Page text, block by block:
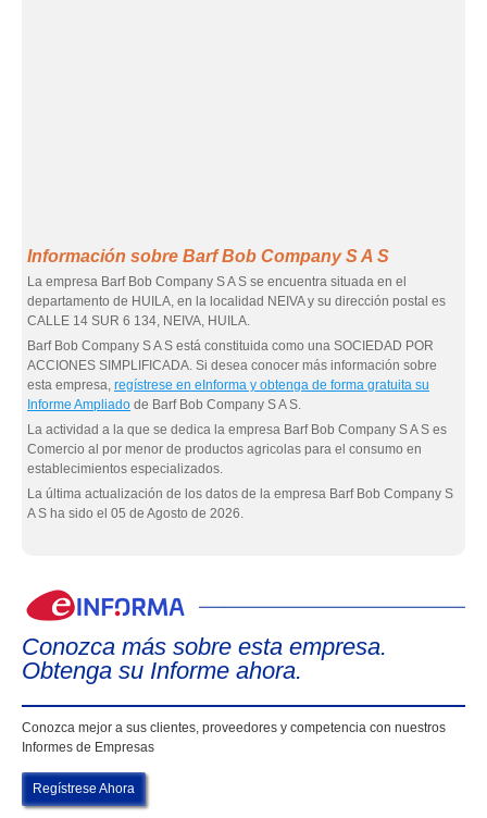
Información sobre Barf Bob Company S A S
La empresa Barf Bob Company S A S se encuentra situada en el
departamento de HUILA, en la localidad NEIVA y su dirección postal es
CALLE 14 SUR 6 134, NEIVA, HUILA.
Barf Bob Company S A S está constituida como una SOCIEDAD POR
ACCIONES SIMPLIFICADA. Si desea conocer más información sobre
esta empresa, regístrese en eInforma y obtenga de forma gratuita su
Informe Ampliado de Barf Bob Company S A S.
La actividad a la que se dedica la empresa Barf Bob Company S A S es
Comercio al por menor de productos agricolas para el consumo en
establecimientos especializados.
La última actualización de los datos de la empresa Barf Bob Company S
A S ha sido el 05 de Agosto de 2026.
Conozca más sobre esta empresa.
Obtenga su Informe ahora.
Conozca mejor a sus clientes, proveedores y competencia con nuestros
Informes de Empresas
Regístrese Ahora